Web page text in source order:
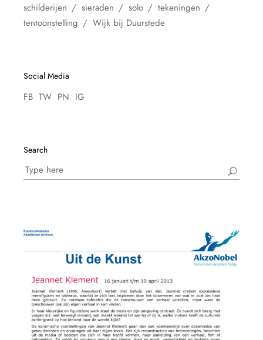
schilderijen
sieraden solo
tekeningen
tentoonstelling
Wijk bij Duurstede
Social Media
FB TW PN IG
Search
Search
for: